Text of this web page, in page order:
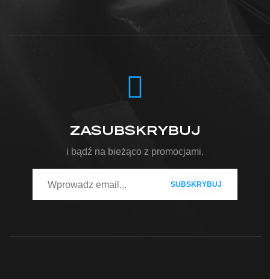
ZASUBSKRYBUJ
i bądź na bieżąco z promocjami.